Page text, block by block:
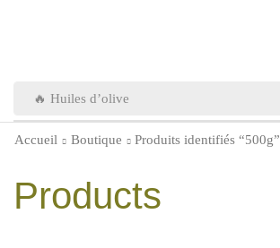
🔥 Huiles d’olive
Accueil Boutique Produits identifiés “500g”
Products